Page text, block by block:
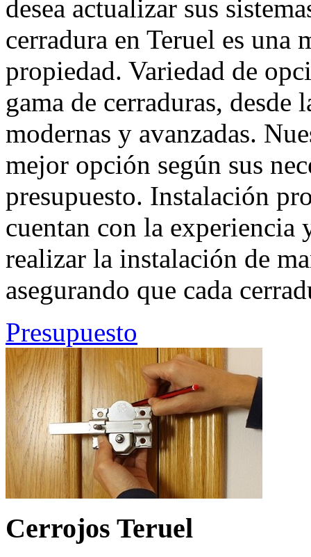
desea actualizar sus
cerradura en Teruel es una
propiedad. Variedad de
gama de cerraduras, desde
modernas y avanzadas.
mejor opción según sus
presupuesto. Instalación
cuentan con la experiencia
realizar la instalación de
asegurando que cada
Presupuesto
Cerrojos Teruel